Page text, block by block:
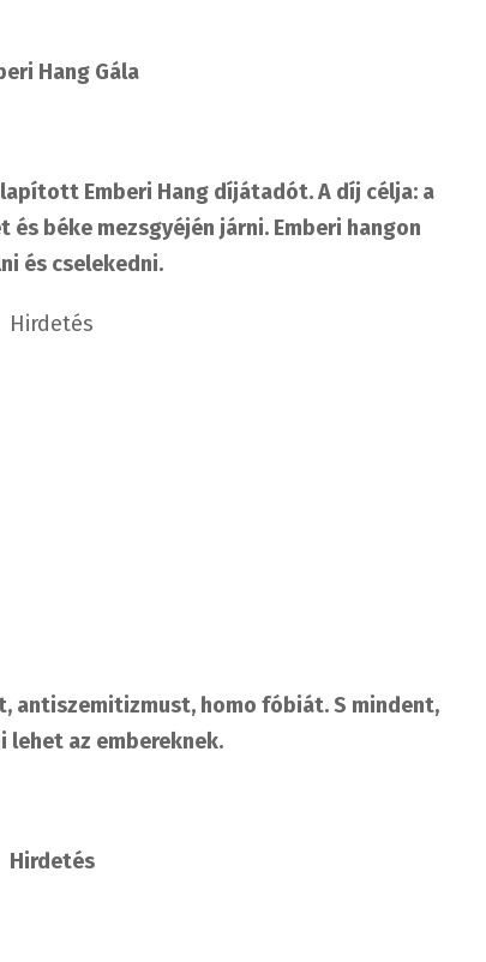
Hang Gála
Emberi Hang díjátadót. A díj célja: a
béke mezsgyéjén járni. Emberi hangon
és cselekedni.
Hirdetés
antiszemitizmust, homo fóbiát. S mindent,
lehet az embereknek.
Hirdetés